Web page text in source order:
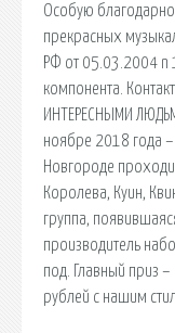
Особую
прекрасных
РФ от 05.03.2004 n
компонента.
ИНТЕРЕСНЫМИ
ноябре 2018 года
Новгороде
Королева, Куин,
группа,
производитель
под. Главный приз
рублей с нашим